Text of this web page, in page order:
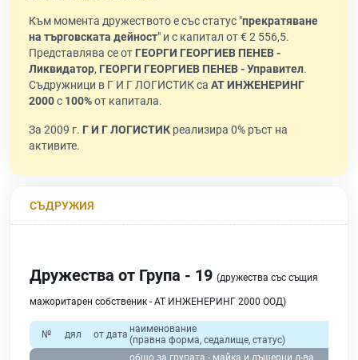
Към момента дружеството е със статус "прекратяване
на търговската дейност" и с капитал от € 2 556,5.
Представлява се от ГЕОРГИ ГЕОРГИЕВ ПЕНЕВ -
Ликвидатор, ГЕОРГИ ГЕОРГИЕВ ПЕНЕВ - Управител.
Съдружници в Г И Г ЛОГИСТИК са АТ ИНЖЕНЕРИНГ
2000с 100%от капитала.
За 2009 г. Г И Г ЛОГИСТИК реализира 0% ръст на
активите.
СЪДРУЖИЯ
Дружества от Група - 19 (дружества със същия
мажоритарен собственик - АТ ИНЖЕНЕРИНГ 2000 ООД)
№ дял от дата наименование
(правна форма, седалище, статус)